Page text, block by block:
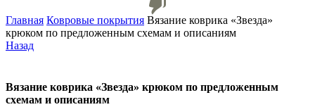
Главная Ковровые покрытия Вязание коврика «Звезда»
крюком по предложенным схемам и описаниям
Назад
Вязание коврика «Звезда» крюком по предложенным
схемам и описаниям